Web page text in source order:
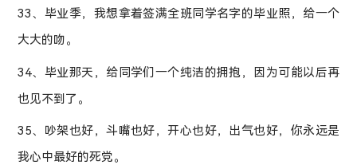
33、毕业季，我想拿着签满全班同学名字的毕业照，给一个
大大的吻。
34、毕业那天，给同学们一个纯洁的拥抱，因为可能以后再
也见不到了。
35、吵架也好，斗嘴也好，开心也好，出气也好，你永远是
我心中最好的死党。